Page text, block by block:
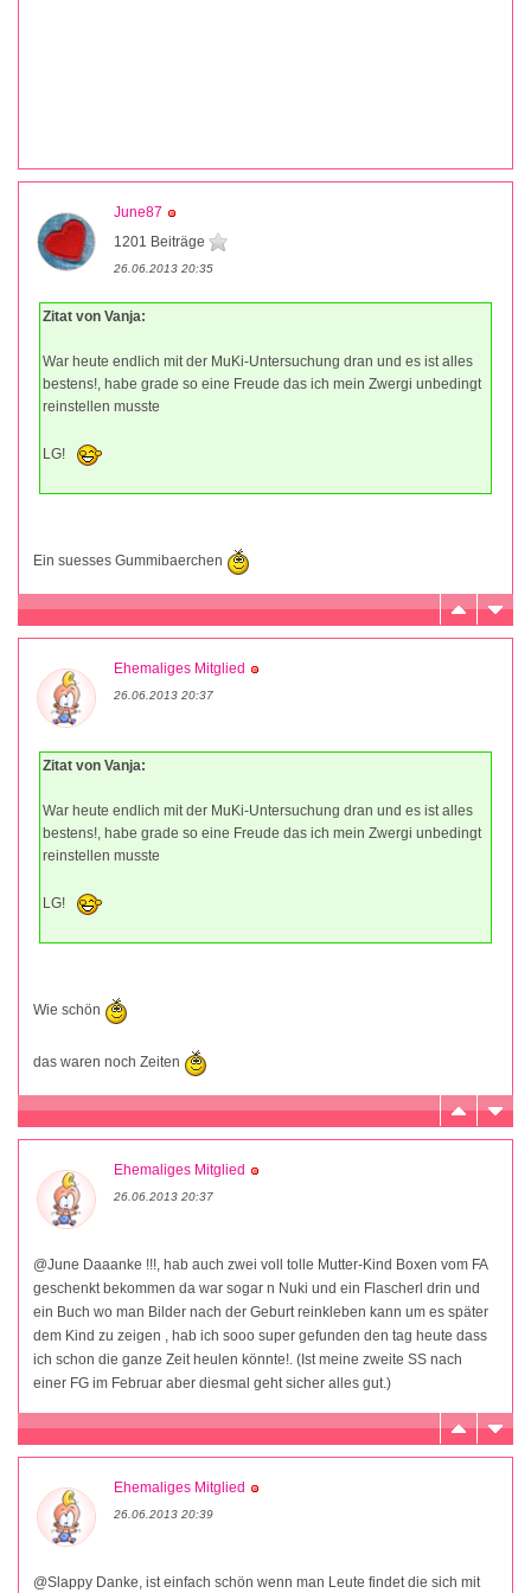
June87
1201 Beiträge
26.06.2013 20:35
Zitat von Vanja:
War heute endlich mit der MuKi-Untersuchung dran und es ist alles
bestens!, habe grade so eine Freude das ich mein Zwergi unbedingt
reinstellen musste
LG!
Ein suesses Gummibaerchen
Ehemaliges Mitglied
26.06.2013 20:37
Zitat von Vanja:
War heute endlich mit der MuKi-Untersuchung dran und es ist alles
bestens!, habe grade so eine Freude das ich mein Zwergi unbedingt
reinstellen musste
LG!
Wie schön
das waren noch Zeiten
Ehemaliges Mitglied
26.06.2013 20:37
@June Daaanke !!!, hab auch zwei voll tolle Mutter-Kind Boxen vom FA
geschenkt bekommen da war sogar n Nuki und ein Flascherl drin und
ein Buch wo man Bilder nach der Geburt reinkleben kann um es später
dem Kind zu zeigen , hab ich sooo super gefunden den tag heute dass
ich schon die ganze Zeit heulen könnte!. (Ist meine zweite SS nach
einer FG im Februar aber diesmal geht sicher alles gut.)
Ehemaliges Mitglied
26.06.2013 20:39
@Slappy Danke, ist einfach schön wenn man Leute findet die sich mit